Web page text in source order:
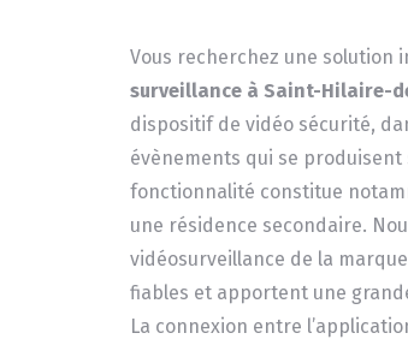
Vous recherchez une solution
surveillance à Saint-Hilaire-
dispositif de vidéo sécurité,
évènements qui se
fonctionnalité constitue
une résidence secondaire.
vidéosurveillance de la
fiables et apportent une
La connexion entre